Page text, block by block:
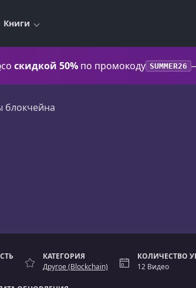
Книги
со скидкой 50% по промокоду SUMMER26
блокчейна
КАТЕГОРИЯ
Другоe (Blockchain)
КОЛИЧЕСТВО
12 Видео